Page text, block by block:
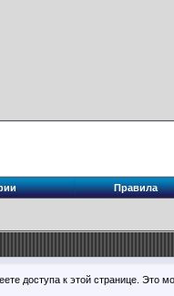
Правила
доступа к этой странице. Это